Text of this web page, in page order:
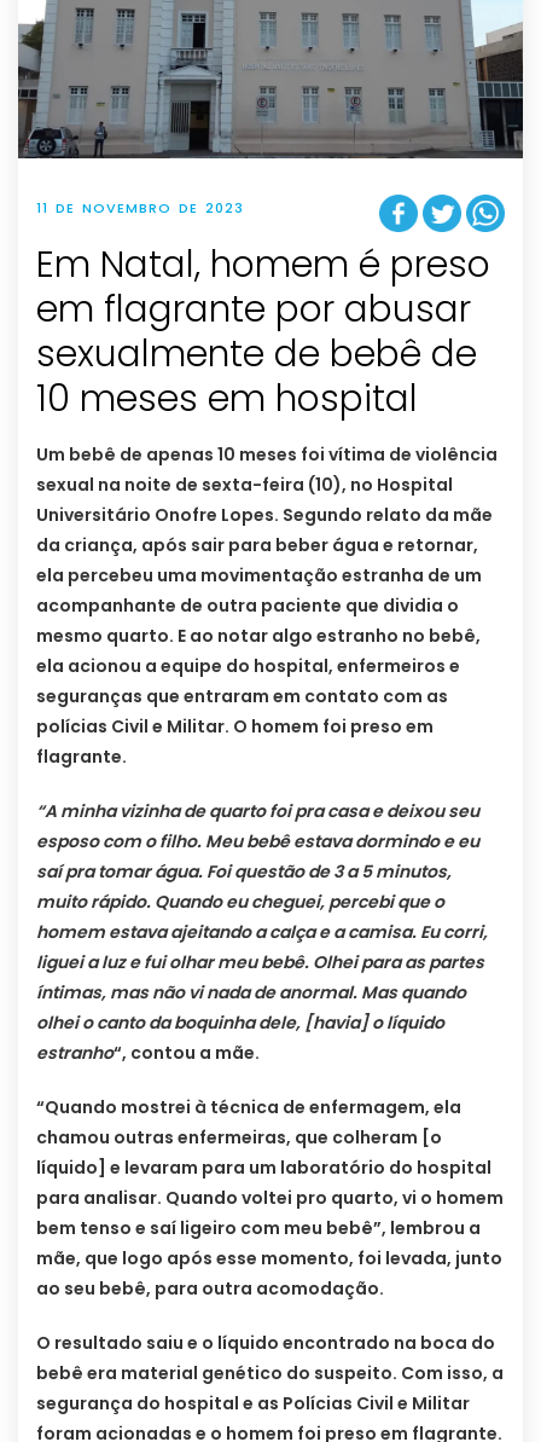
11 DE NOVEMBRO DE 2023
Em Natal, homem é preso
em flagrante por abusar
sexualmente de bebê de
10 meses em hospital
Um bebê de apenas 10 meses foi vítima de violência
sexual na noite de sexta-feira (10), no Hospital
Universitário Onofre Lopes. Segundo relato da mãe
da criança, após sair para beber água e retornar,
ela percebeu uma movimentação estranha de um
acompanhante de outra paciente que dividia o
mesmo quarto. E ao notar algo estranho no bebê,
ela acionou a equipe do hospital, enfermeiros e
seguranças que entraram em contato com as
polícias Civil e Militar. O homem foi preso em
flagrante.
“A minha vizinha de quarto foi pra casa e deixou seu
esposo com o filho. Meu bebê estava dormindo e eu
saí pra tomar água. Foi questão de 3 a 5 minutos,
muito rápido. Quando eu cheguei, percebi que o
homem estava ajeitando a calça e a camisa. Eu corri,
liguei a luz e fui olhar meu bebê. Olhei para as partes
íntimas, mas não vi nada de anormal. Mas quando
olhei o canto da boquinha dele, [havia] o líquido
estranho“, contou a mãe.
“Quando mostrei à técnica de enfermagem, ela
chamou outras enfermeiras, que colheram [o
líquido] e levaram para um laboratório do hospital
para analisar. Quando voltei pro quarto, vi o homem
bem tenso e saí ligeiro com meu bebê”, lembrou a
mãe, que logo após esse momento, foi levada, junto
ao seu bebê, para outra acomodação.
O resultado saiu e o líquido encontrado na boca do
bebê era material genético do suspeito. Com isso, a
segurança do hospital e as Polícias Civil e Militar
foram acionadas e o homem foi preso em flagrante.